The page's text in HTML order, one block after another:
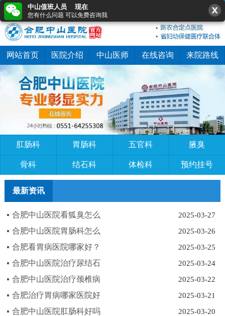
网站首页 医院介绍 中山医师 在线咨询 来院路线
肛肠科 胃肠科 五官科 腋臭
骨科 结石科 体检科 预约挂号
最新资讯
2025-03-27
合肥中山医院看狐臭怎么
2025-03-26
合肥中山医院胃肠科怎么
2025-03-25
合肥看胃病医院哪家好？
2025-03-24
合肥中山医院治疗尿结石
2025-03-22
合肥中山医院治疗颈椎病
2025-03-21
合肥治疗胃病哪家医院好
2025-03-20
合肥中山医院肛肠科好吗
0551-64255308
中山值班人员 现在
您有什么问题 可以免费咨询我